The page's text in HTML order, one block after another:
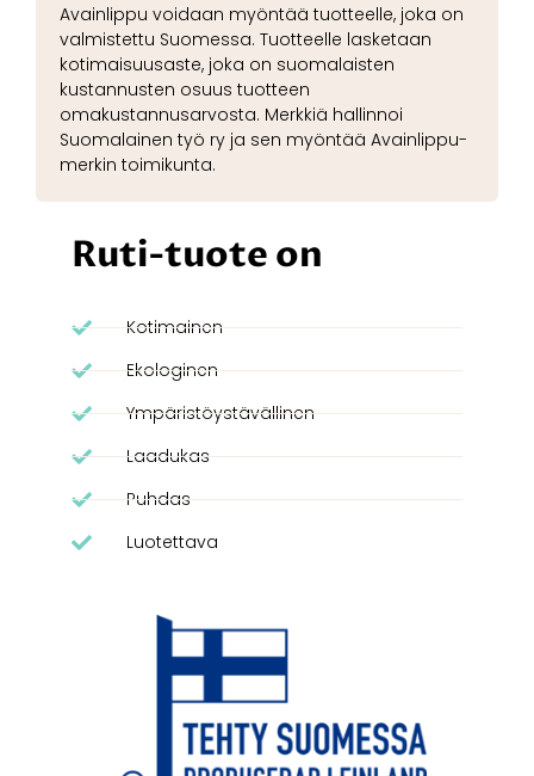
Avainlippu voidaan myöntää tuotteelle, joka on
valmistettu Suomessa. Tuotteelle lasketaan
kotimaisuusaste, joka on suomalaisten
kustannusten osuus tuotteen
omakustannusarvosta. Merkkiä hallinnoi
Suomalainen työ ry ja sen myöntää Avainlippu-
merkin toimikunta.
Ruti-tuote on
Kotimainen
Ekologinen
Ympäristöystävällinen
Laadukas
Puhdas
Luotettava